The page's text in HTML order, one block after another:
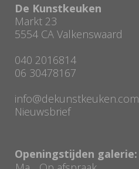
De Kunstkeuken
Markt 23
5554 CA Valkenswaard
040 2016814
06 30478167
info@dekunstkeuken.com
Nieuwsbrief
Openingstijden galerie: